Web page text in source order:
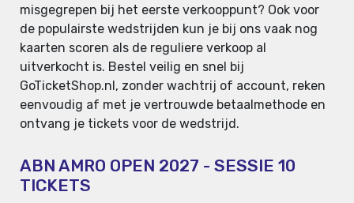
misgegrepen bij het eerste verkooppunt? Ook voor
de populairste wedstrijden kun je bij ons vaak nog
kaarten scoren als de reguliere verkoop al
uitverkocht is. Bestel veilig en snel bij
GoTicketShop.nl, zonder wachtrij of account, reken
eenvoudig af met je vertrouwde betaalmethode en
ontvang je tickets voor de wedstrijd.
ABN AMRO OPEN 2027 - SESSIE 10
TICKETS